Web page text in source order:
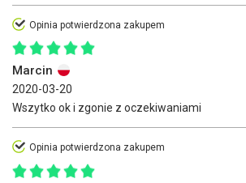
Opinia potwierdzona zakupem
Marcin
2020-03-20
Wszytko ok i zgonie z oczekiwaniami
Opinia potwierdzona zakupem